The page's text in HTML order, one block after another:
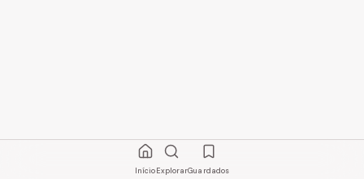
InícioExplorarGuardados